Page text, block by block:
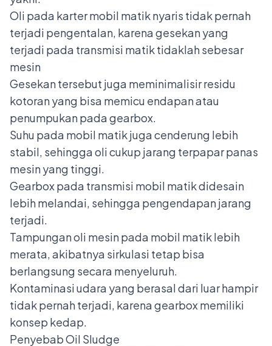
Oli pada karter mobil matik nyaris tidak pernah
terjadi pengentalan, karena gesekan yang
terjadi pada transmisi matik tidaklah sebesar
mesin
Gesekan tersebut juga meminimalisir residu
kotoran yang bisa memicu endapan atau
penumpukan pada gearbox.
Suhu pada mobil matik juga cenderung lebih
stabil, sehingga oli cukup jarang terpapar panas
mesin yang tinggi.
Gearbox pada transmisi mobil matik didesain
lebih melandai, sehingga pengendapan jarang
terjadi.
Tampungan oli mesin pada mobil matik lebih
merata, akibatnya sirkulasi tetap bisa
berlangsung secara menyeluruh.
Kontaminasi udara yang berasal dari luar hampir
tidak pernah terjadi, karena gearbox memiliki
konsep kedap.
Penyebab Oil Sludge